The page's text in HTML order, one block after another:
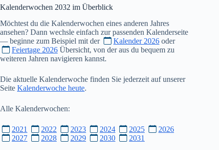
Kalenderwochen 2032 im Überblick
Möchtest du die Kalenderwochen eines anderen Jahres
ansehen? Dann wechsle einfach zur passenden Kalenderseite
— beginne zum Beispiel mit der
Kalender 2026 oder
Feiertage 2026 Übersicht, von der aus du bequem zu
weiteren Jahren navigieren kannst.
Die aktuelle Kalenderwoche finden Sie jederzeit auf unserer
Seite Kalenderwoche heute.
Alle Kalenderwochen:
2021 2022 2023 2024 2025
2026
2027
2028 2029 2030 2031